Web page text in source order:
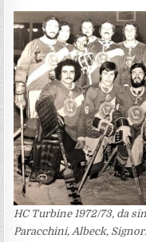
HC Turbine 1972/73, da
Paracchini, Albeck,